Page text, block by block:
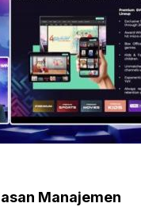
Manajemen